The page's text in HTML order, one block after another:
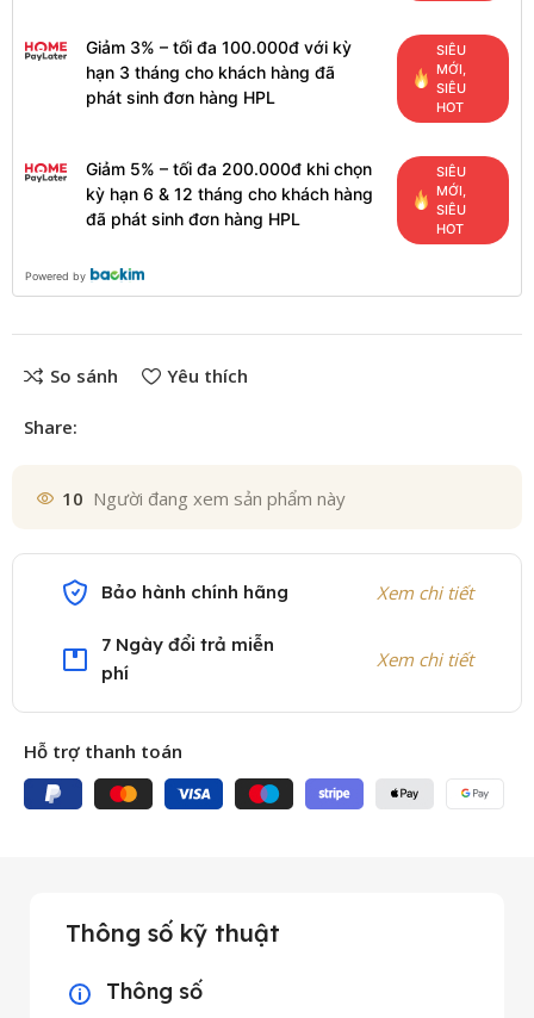
Giảm 3% – tối đa 100.000đ với kỳ
hạn 3 tháng cho khách hàng đã
phát sinh đơn hàng HPL
SIÊU
MỚI,
SIÊU
HOT
Giảm 5% – tối đa 200.000đ khi chọn
kỳ hạn 6 & 12 tháng cho khách hàng
đã phát sinh đơn hàng HPL
SIÊU
MỚI,
SIÊU
HOT
Powered by
So sánh Yêu thích
Share:
10 Người đang xem sản phẩm này
Bảo hành chính hãng Xem chi tiết
7 Ngày đổi trả miễn
phí
Xem chi tiết
Hỗ trợ thanh toán
Thông số kỹ thuật
Thông số